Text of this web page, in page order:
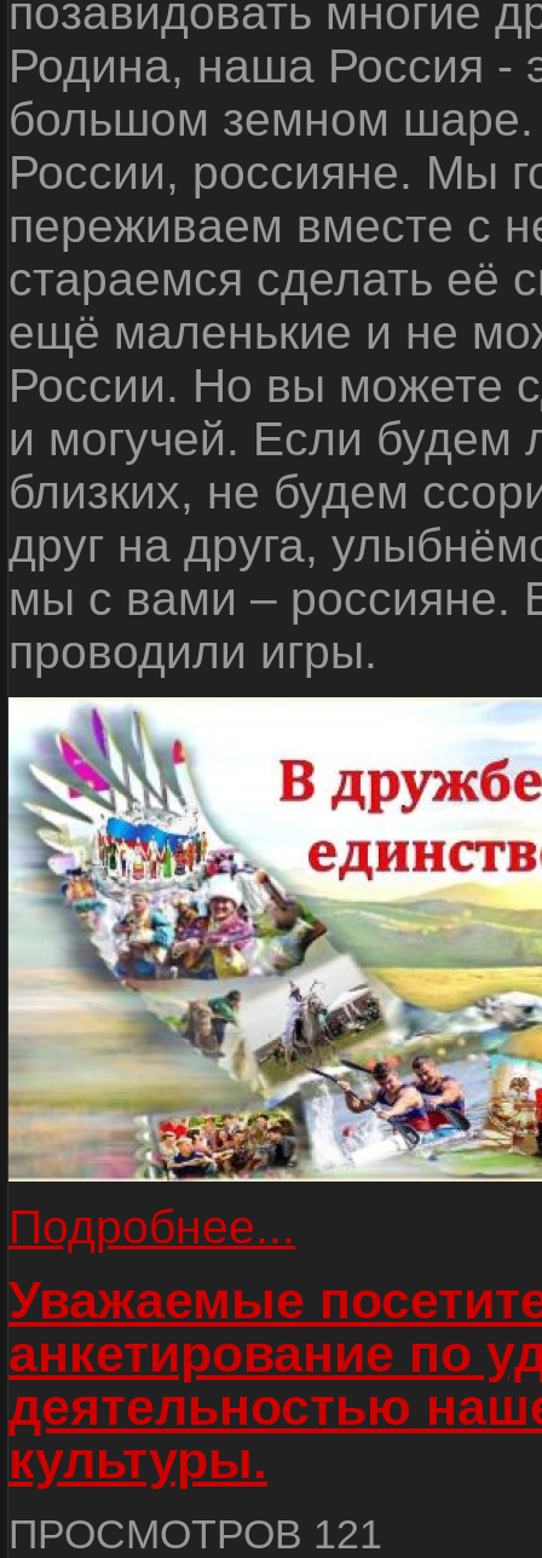
позавидовать многие
Родина, наша Россия -
большом земном
России, россияне. Мы
переживаем вместе с
стараемся сделать её
ещё маленькие и не
России. Но вы можете
и могучей. Если будем
близких, не будем
друг на друга,
мы с вами – россияне.
проводили игры.
Подробнее...
Уважаемые
анкетирование по
деятельностью
культуры.
ПРОСМОТРОВ 121